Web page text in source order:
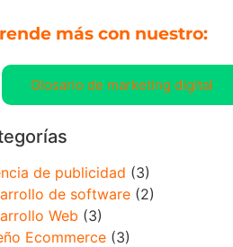
más con nuestro:
Glosario de marketing digital
de publicidad (3)
de software(2)
Web (3)
Ecommerce(3)